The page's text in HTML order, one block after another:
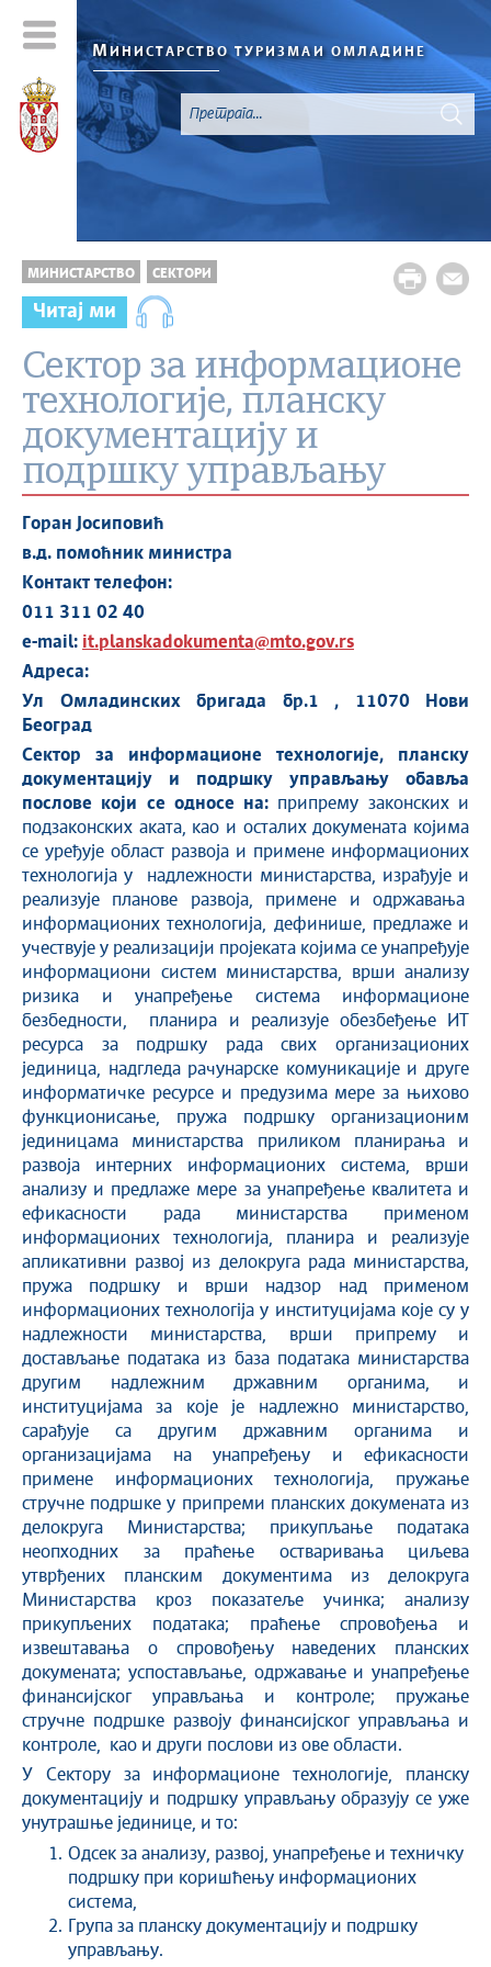
М ИНИСТАРСТВО ТУРИЗМАИ ОМЛАДИНЕ
МИНИСТАРСТВО СЕКТОРИ
Читај ми
Сектор за информационе
технологије, планску
документацију и
подршку управљању
Горан Јосиповић
в.д. помоћник министра
Контакт телефон:
011 311 02 40
e-mail: it.planskadokumenta@mto.gov.rs
Адреса:
Ул Омладинских бригада бр.1 , 11070 Нови
Београд
Сектор за информационе технологије, планску
документацију и подршку управљању
обавља
послове који се односе на: припрему законских и
подзаконских аката, као и осталих докумената којима
се уређује област развоја и примене информационих
технологија у надлежности министарства, израђује и
реализује планове развоја, примене и одржавања
информационих технологија, дефинише, предлаже и
учествује у реализацији пројеката којима се унапређује
информациони систем министарства, врши анализу
ризика и унапређење система информационе
безбедности, планира и реализује обезбеђење ИТ
ресурса за подршку рада свих организационих
јединица, надгледа рачунарске комуникације и друге
информатичке ресурсе и предузима мере за њихово
функционисање, пружа подршку организационим
јединицама министарства приликом планирања и
развоја интерних информационих система, врши
анализу и предлаже мере за унапређење квалитета и
ефикасности рада министарства применом
информационих технологија, планира и реализује
апликативни развој из делокруга рада министарства,
пружа подршку и врши надзор над применом
информационих технологiја у институцијама које су у
надлежности министарства, врши припрему и
достављање података из база података министарства
другим надлежним државним органима, и
институцијама за које је надлежно министарство,
сарађује са другим државним органима и
организацијама на унапређењу и ефикасности
примене информационих технологија, пружање
стручне подршке у припреми планских докумената из
делокруга Министарства; прикупљање података
неопходних за праћење остваривања циљева
утврђених планским документима из делокруга
Министарства кроз показатеље учинка; анализу
прикупљених података; праћење спровођења и
извештавања о спровођењу наведених планских
докумената; успостављање, одржавање и унапређење
финансијског управљања и контроле; пружање
стручне подршке развоју финансијског управљања и
контроле, као и други послови из ове области.
У Сектору за информационе технологије, планску
документацију и подршку управљању образују се уже
унутрашње јединице, и то:
Одсек за анализу, развој, унапређење и техничку
подршку при коришћењу информационих
система,
Група за планску документацију и подршку
управљању.